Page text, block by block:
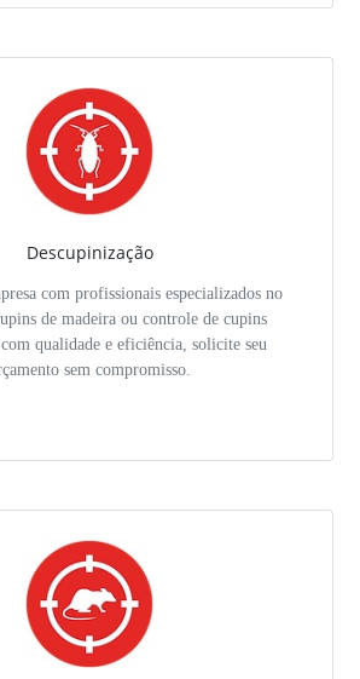
Descupinização
com profissionais especializados no
de madeira ou controle de cupins
qualidade e eficiência, solicite seu
sem compromisso.